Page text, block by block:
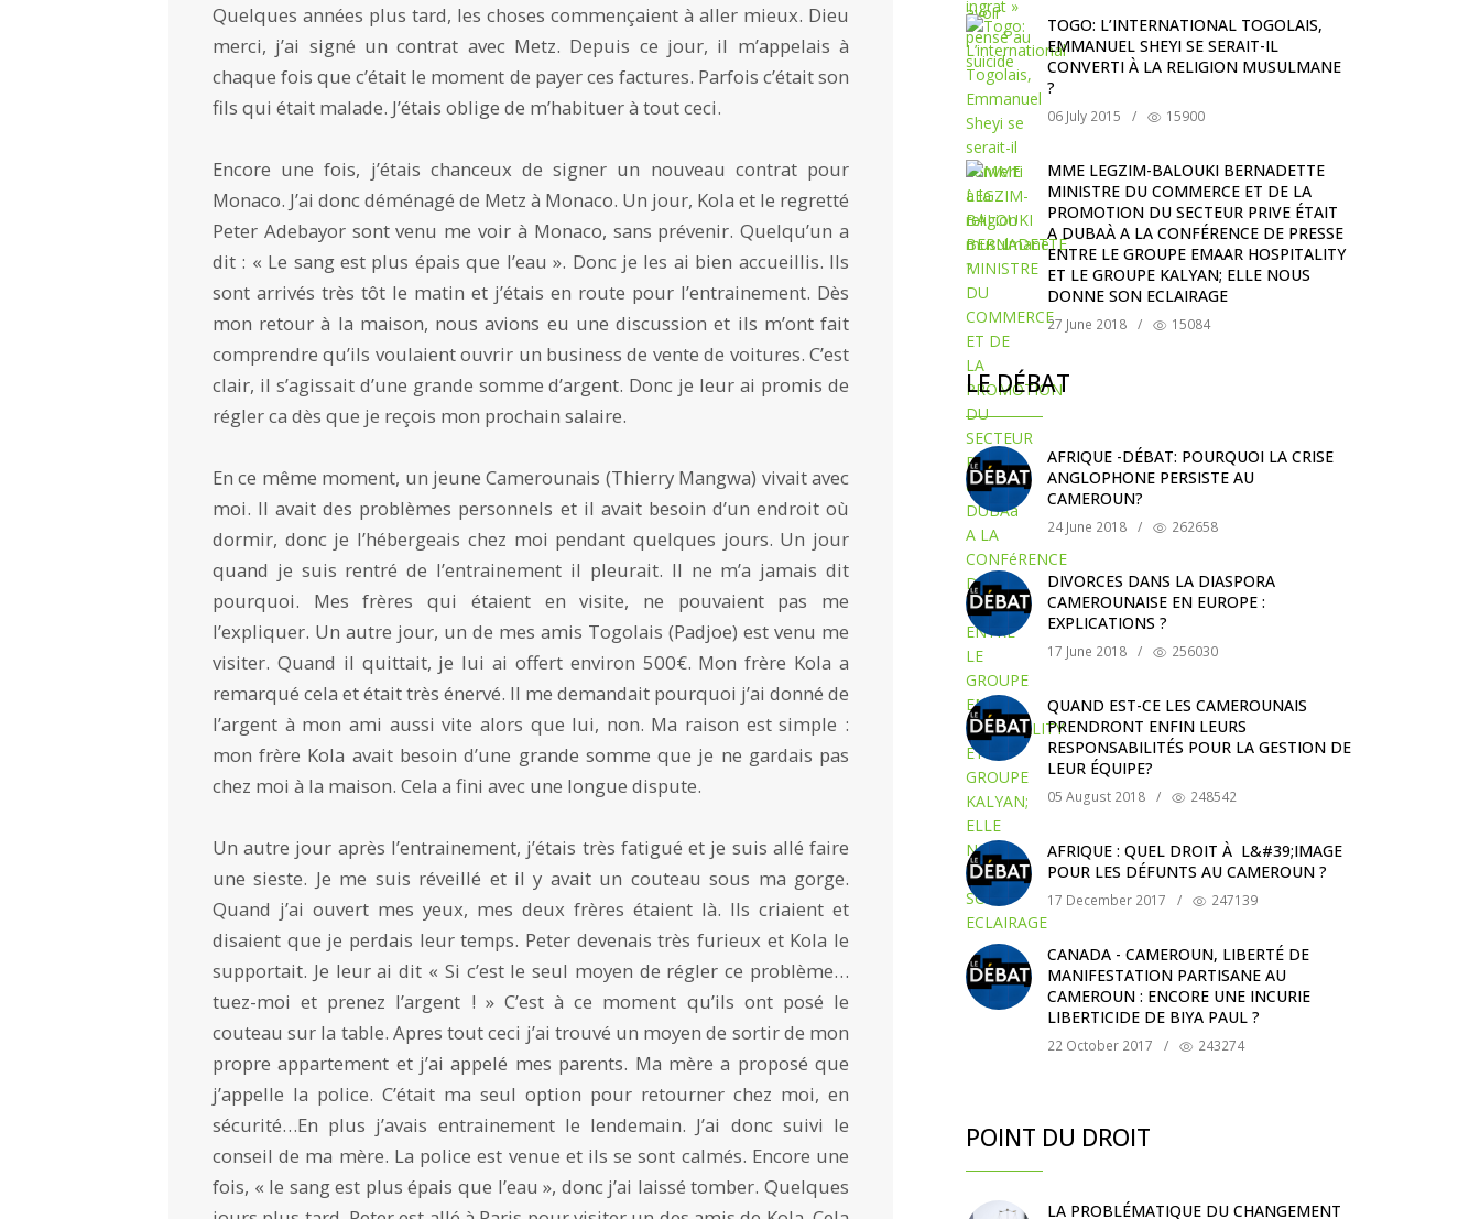
Quelques années plus tard, les choses commençaient à aller mieux. Dieu
merci, j’ai signé un contrat avec Metz. Depuis ce jour, il m’appelais à
chaque fois que c’était le moment de payer ces factures. Parfois c’était son
fils qui était malade. J’étais oblige de m’habituer à tout ceci.
Encore une fois, j’étais chanceux de signer un nouveau contrat pour
Monaco. J’ai donc déménagé de Metz à Monaco. Un jour, Kola et le regretté
Peter Adebayor sont venu me voir à Monaco, sans prévenir. Quelqu’un a
dit : « Le sang est plus épais que l’eau ». Donc je les ai bien accueillis. Ils
sont arrivés très tôt le matin et j’étais en route pour l’entrainement. Dès
mon retour à la maison, nous avions eu une discussion et ils m’ont fait
comprendre qu’ils voulaient ouvrir un business de vente de voitures. C’est
clair, il s’agissait d’une grande somme d’argent. Donc je leur ai promis de
régler ca dès que je reçois mon prochain salaire.
En ce même moment, un jeune Camerounais (Thierry Mangwa) vivait avec
moi. Il avait des problèmes personnels et il avait besoin d’un endroit où
dormir, donc je l’hébergeais chez moi pendant quelques jours. Un jour
quand je suis rentré de l’entrainement il pleurait. Il ne m’a jamais dit
pourquoi. Mes frères qui étaient en visite, ne pouvaient pas me
l’expliquer. Un autre jour, un de mes amis Togolais (Padjoe) est venu me
visiter. Quand il quittait, je lui ai offert environ 500€. Mon frère Kola a
remarqué cela et était très énervé. Il me demandait pourquoi j’ai donné de
l’argent à mon ami aussi vite alors que lui, non. Ma raison est simple :
mon frère Kola avait besoin d’une grande somme que je ne gardais pas
chez moi à la maison. Cela a fini avec une longue dispute.
Un autre jour après l’entrainement, j’étais très fatigué et je suis allé faire
une sieste. Je me suis réveillé et il y avait un couteau sous ma gorge.
Quand j’ai ouvert mes yeux, mes deux frères étaient là. Ils criaient et
disaient que je perdais leur temps. Peter devenais très furieux et Kola le
supportait. Je leur ai dit « Si c’est le seul moyen de régler ce problème…
tuez-moi et prenez l’argent ! » C’est à ce moment qu’ils ont posé le
couteau sur la table. Apres tout ceci j’ai trouvé un moyen de sortir de mon
propre appartement et j’ai appelé mes parents. Ma mère a proposé que
j’appelle la police. C’était ma seul option pour retourner chez moi, en
sécurité…En plus j’avais entrainement le lendemain. J’ai donc suivi le
conseil de ma mère. La police est venue et ils se sont calmés. Encore une
fois, « le sang est plus épais que l’eau », donc j’ai laissé tomber. Quelques
TOGO: L’INTERNATIONAL TOGOLAIS,
EMMANUEL SHEYI SE SERAIT-IL
CONVERTI À LA RELIGION MUSULMANE
?
06 July 2015 / 15900
MME LEGZIM-BALOUKI BERNADETTE
MINISTRE DU COMMERCE ET DE LA
PROMOTION DU SECTEUR PRIVE ÉTAIT
A DUBAÀ A LA CONFÉRENCE DE PRESSE
ENTRE LE GROUPE EMAAR HOSPITALITY
ET LE GROUPE KALYAN; ELLE NOUS
DONNE SON ECLAIRAGE
27 June 2018 / 15084
LE DÉBAT
AFRIQUE -DÉBAT: POURQUOI LA CRISE
ANGLOPHONE PERSISTE AU
CAMEROUN?
24 June 2018 / 262658
DIVORCES DANS LA DIASPORA
CAMEROUNAISE EN EUROPE :
EXPLICATIONS ?
17 June 2018 / 256030
QUAND EST-CE LES CAMEROUNAIS
PRENDRONT ENFIN LEURS
RESPONSABILITÉS POUR LA GESTION DE
LEUR ÉQUIPE?
05 August 2018 / 248542
AFRIQUE : QUEL DROIT À L&#39;IMAGE
POUR LES DÉFUNTS AU CAMEROUN ?
17 December 2017 / 247139
CANADA - CAMEROUN, LIBERTÉ DE
MANIFESTATION PARTISANE AU
CAMEROUN : ENCORE UNE INCURIE
LIBERTICIDE DE BIYA PAUL ?
22 October 2017 / 243274
POINT DU DROIT
LA PROBLÉMATIQUE DU CHANGEMENT